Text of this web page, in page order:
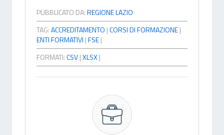
PUBBLICATO DA:REGIONE LAZIO
TAG:ACCREDITAMENTO |CORSI DI FORMAZIONE|
ENTI FORMATIVI |FSE|
FORMATI:CSV|XLSX|